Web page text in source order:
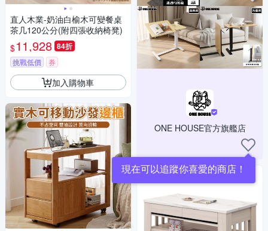
直人木業-奶油白榆木可變餐桌
茶几120公分(附四張收納椅凳)
$11,928 84折
挑戰低價 券
加入購物車
ONE HOUSE官方旗艦店
現在可以追蹤你喜愛的商店！